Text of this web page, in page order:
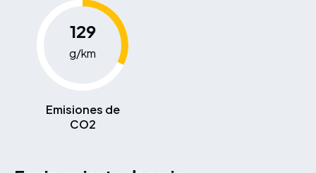
129
g/km
Emisiones de
CO2